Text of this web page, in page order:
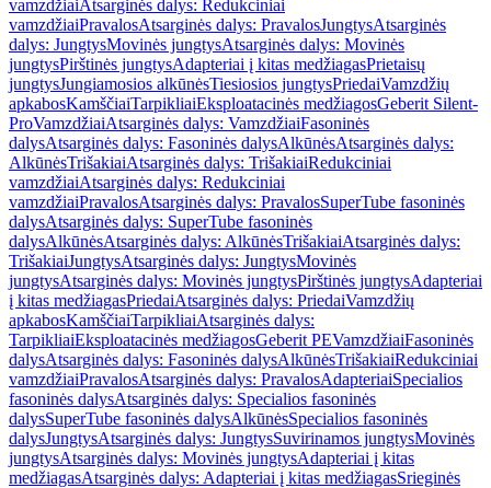
vamzdžiaiAtsarginės dalys: Redukciniai
vamzdžiaiPravalosAtsarginės dalys: PravalosJungtysAtsarginės
dalys: JungtysMovinės jungtysAtsarginės dalys: Movinės
jungtysPirštinės jungtysAdapteriai į kitas medžiagasPrietaisų
jungtysJungiamosios alkūnėsTiesiosios jungtysPriedaiVamzdžių
apkabosKamščiaiTarpikliaiEksploatacinės medžiagosGeberit Silent-
ProVamzdžiaiAtsarginės dalys: VamzdžiaiFasoninės
dalysAtsarginės dalys: Fasoninės dalysAlkūnėsAtsarginės dalys:
AlkūnėsTrišakiaiAtsarginės dalys: TrišakiaiRedukciniai
vamzdžiaiAtsarginės dalys: Redukciniai
vamzdžiaiPravalosAtsarginės dalys: PravalosSuperTube fasoninės
dalysAtsarginės dalys: SuperTube fasoninės
dalysAlkūnėsAtsarginės dalys: AlkūnėsTrišakiaiAtsarginės dalys:
TrišakiaiJungtysAtsarginės dalys: JungtysMovinės
jungtysAtsarginės dalys: Movinės jungtysPirštinės jungtysAdapteriai
į kitas medžiagasPriedaiAtsarginės dalys: PriedaiVamzdžių
apkabosKamščiaiTarpikliaiAtsarginės dalys:
TarpikliaiEksploatacinės medžiagosGeberit PEVamzdžiaiFasoninės
dalysAtsarginės dalys: Fasoninės dalysAlkūnėsTrišakiaiRedukciniai
vamzdžiaiPravalosAtsarginės dalys: PravalosAdapteriaiSpecialios
fasoninės dalysAtsarginės dalys: Specialios fasoninės
dalysSuperTube fasoninės dalysAlkūnėsSpecialios fasoninės
dalysJungtysAtsarginės dalys: JungtysSuvirinamos jungtysMovinės
jungtysAtsarginės dalys: Movinės jungtysAdapteriai į kitas
medžiagasAtsarginės dalys: Adapteriai į kitas medžiagasSrieginės